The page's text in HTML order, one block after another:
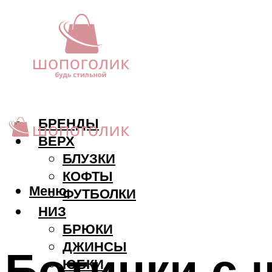
БРЕНДЫ
ВЕРХ
БЛУЗКИ
КОФТЫ
ФУТБОЛКИ
НИЗ
БРЮКИ
ДЖИНСЫ
ЮБКИ
Меню